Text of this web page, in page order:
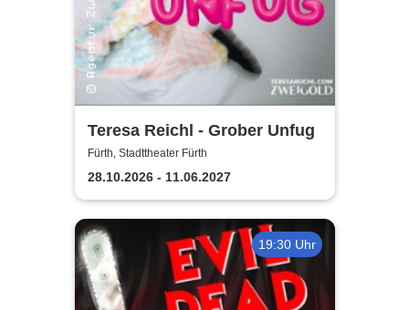
Teresa Reichl - Grober Unfug
Fürth, Stadttheater Fürth
28.10.2026 - 11.06.2027
19:30 Uhr